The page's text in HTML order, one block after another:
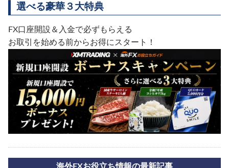
選べる豪華３大特典
FX口座開設＆入金で必ずもらえる
お取引を始める前からお得にスタート！